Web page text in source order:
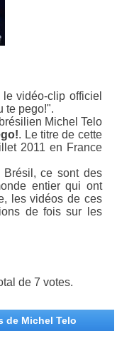
vidéo-clip officiel
te pego!".
Michel Telo
. Le titre de cette
2011 en France
ce sont des
entier qui ont
les vidéos de ces
de fois sur les
de7 votes.
de Michel Telo